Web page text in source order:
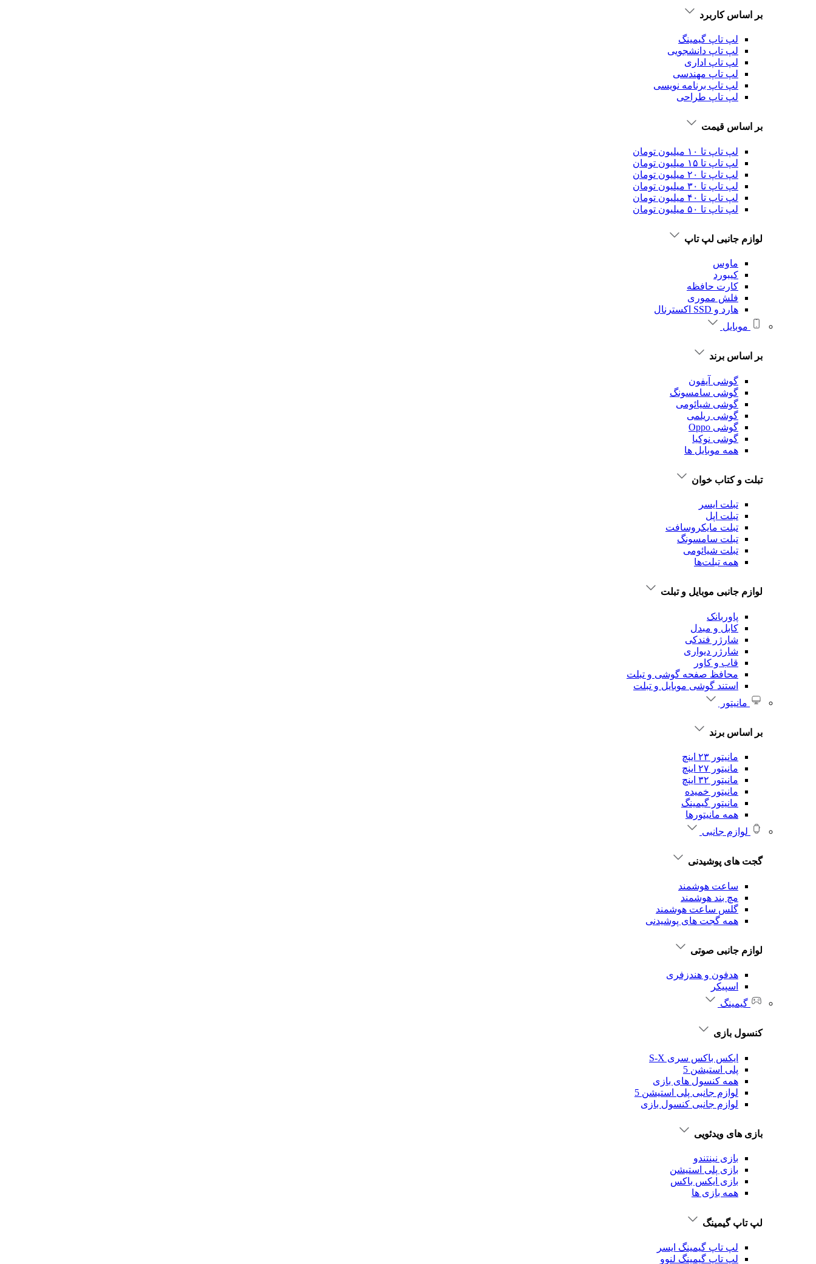
بر اساس کاربرد
لپ تاپ گیمینگ
لپ تاپ دانشجویی
لپ تاپ اداری
لپ تاپ مهندسی
لپ تاپ برنامه نویسی
لپ تاپ طراحی
بر اساس قیمت
لپ تاپ تا ۱۰ میلیون تومان
لپ تاپ تا ۱۵ میلیون تومان
لپ تاپ تا ۲۰ میلیون تومان
لپ تاپ تا ۳۰ میلیون تومان
لپ تاپ تا ۴۰ میلیون تومان
لپ تاپ تا ۵۰ میلیون تومان
لوازم جانبی لپ تاپ
ماوس
کیبورد
کارت حافظه
فلش مموری
هارد و SSD اکسترنال
موبایل
بر اساس برند
گوشی آیفون
گوشی سامسونگ
گوشی شیائومی
گوشی ریلمی
گوشی Oppo
گوشی نوکیا
همه موبایل ها
تبلت و کتاب خوان
تبلت ایسر
تبلت اپل
تبلت‌ مایکروسافت
تبلت‌ سامسونگ
تبلت شیائومی
همه تبلت‌ها
لوازم جانبی موبایل و تبلت
پاوربانک
کابل و مبدل
شارژر فندکی
شارژر دیواری
قاب و کاور
محافظ صفحه گوشی و تبلت
استند گوشی موبایل و تبلت
مانیتور
بر اساس برند
مانیتور ۲۳ اینچ
مانیتور ۲۷ اینچ
مانیتور ۳۲ اینچ
مانیتور خمیده
مانیتور گیمینگ
همه مانیتورها
لوازم جانبی
گجت های پوشیدنی
ساعت هوشمند
مچ بند هوشمند
گلس ساعت هوشمند
همه گجت های پوشیدنی
لوازم جانبی صوتی
هدفون و هندزفری
اسپیکر
گیمینگ
کنسول بازی
ایکس باکس سری S-X
پلی استیشن 5
همه کنسول های بازی
لوازم جانبی پلی استیشن 5
لوازم جانبی کنسول بازی
بازی های ویدئویی
بازی نینتندو
بازی پلی استیشن
بازی ایکس باکس
همه بازی ها
لپ تاپ گیمینگ
لپ تاپ گیمینگ ایسر
لپ تاپ گیمینگ لنوو